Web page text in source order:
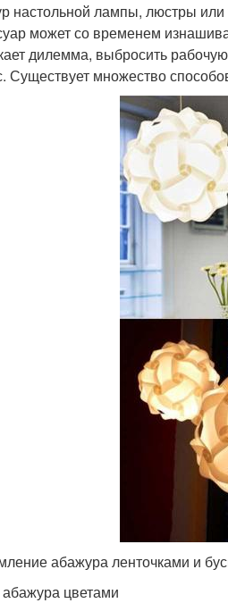
настольной лампы, люстры или
может со временем
дилемма, выбросить
Существует множество
абажура ленточками и
цветами